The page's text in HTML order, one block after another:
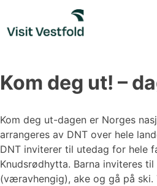
content
Kom deg ut! –
Kom deg ut-dagen er Norges
arrangeres av DNT over hele
DNT inviterer til utedag for hele
Knudsrødhytta. Barna inviteres
(væravhengig), ake og gå på